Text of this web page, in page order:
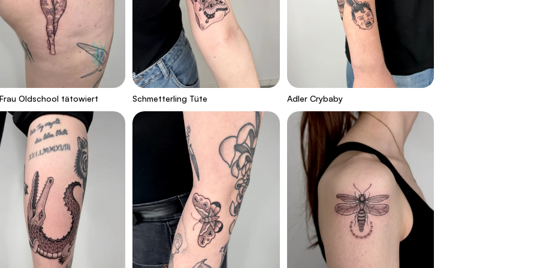
Oldschool tätowiert Schmetterling Tüte Adler Crybaby